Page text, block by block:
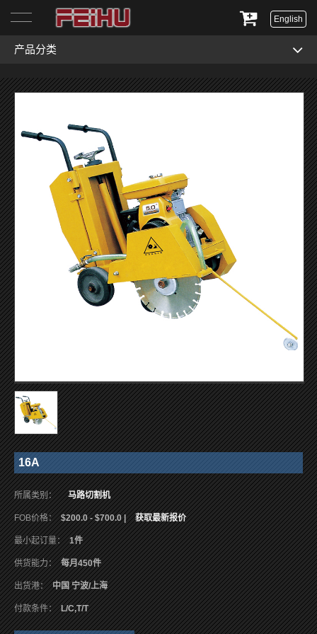
English
产品分类
16A
所属类别： 马路切割机
FOB价格： $200.0 - $700.0 | 获取最新报价
最小起订量： 1件
供货能力： 每月450件
出货港： 中国 宁波/上海
付款条件： L/C,T/T
首页
关于我们
产品展示
服务与支持
新闻资讯
联系我们